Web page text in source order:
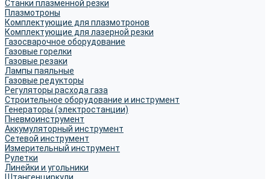
Станки плазменной резки
Плазмотроны
Комплектующие для плазмотронов
Комплектующие для лазерной резки
Газосварочное оборудование
Газовые горелки
Газовые резаки
Лампы паяльные
Газовые редукторы
Регуляторы расхода газа
Строительное оборудование и инструмент
Генераторы (электростанции)
Пневмоинструмент
Аккумуляторный инструмент
Сетевой инструмент
Измерительный инструмент
Рулетки
Линейки и угольники